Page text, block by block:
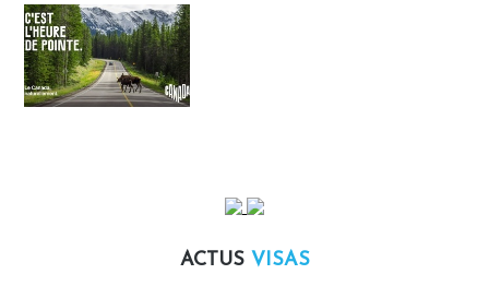
ACTUS VISAS